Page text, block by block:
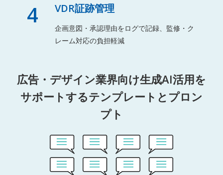
4 VDR証跡管理
企画意図・承認理由をログで記録、監修・ク
レーム対応の負担軽減
広告・デザイン業界向け生成AI活用を
サポートするテンプレートとプロン
プト